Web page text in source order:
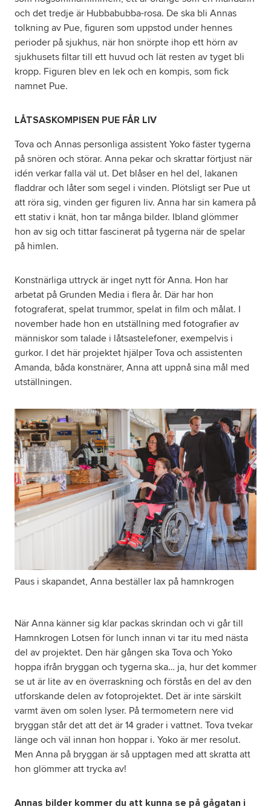
och det tredje är Hubbabubba-rosa. De ska bli Annas
tolkning av Pue, figuren som uppstod under hennes
perioder på sjukhus, när hon snörpte ihop ett hörn av
sjukhusets filtar till ett huvud och lät resten av tyget bli
kropp. Figuren blev en lek och en kompis, som fick
namnet Pue.
LÅTSASKOMPISEN PUE FÅR LIV
Tova och Annas personliga assistent Yoko fäster tygerna
på snören och störar. Anna pekar och skrattar förtjust när
idén verkar falla väl ut. Det blåser en hel del, lakanen
fladdrar och låter som segel i vinden. Plötsligt ser Pue ut
att röra sig, vinden ger figuren liv. Anna har sin kamera på
ett stativ i knät, hon tar många bilder. Ibland glömmer
hon av sig och tittar fascinerat på tygerna när de spelar
på himlen.
Konstnärliga uttryck är inget nytt för Anna. Hon har
arbetat på Grunden Media i flera år. Där har hon
fotograferat, spelat trummor, spelat in film och målat. I
november hade hon en utställning med fotografier av
människor som talade i låtsastelefoner, exempelvis i
gurkor. I det här projektet hjälper Tova och assistenten
Amanda, båda konstnärer, Anna att uppnå sina mål med
utställningen.
Paus i skapandet, Anna beställer lax på hamnkrogen
När Anna känner sig klar packas skrindan och vi går till
Hamnkrogen Lotsen för lunch innan vi tar itu med nästa
del av projektet. Den här gången ska Tova och Yoko
hoppa ifrån bryggan och tygerna ska… ja, hur det kommer
se ut är lite av en överraskning och förstås en del av den
utforskande delen av fotoprojektet. Det är inte särskilt
varmt även om solen lyser. På termometern nere vid
bryggan står det att det är 14 grader i vattnet. Tova tvekar
länge och väl innan hon hoppar i. Yoko är mer resolut.
Men Anna på bryggan är så upptagen med att skratta att
hon glömmer att trycka av!
Annas bilder kommer du att kunna se på gågatan i